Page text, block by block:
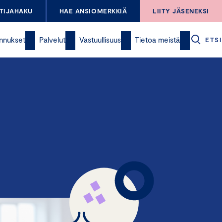
HAE ANSIOMERKKIÄ LIITY JÄSENEKSI
Palvelut Vastuullisuus Tietoa meistä ETSI